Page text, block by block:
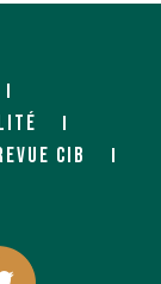
CIB